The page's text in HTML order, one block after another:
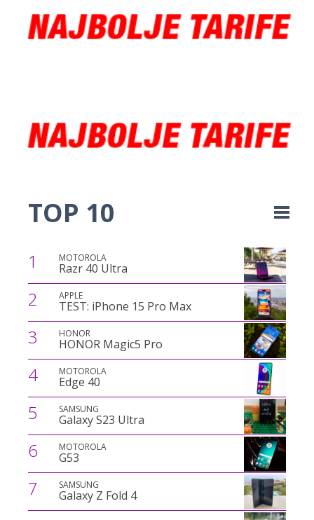
TOP 10
1 MOTOROLA
Razr 40 Ultra
2 APPLE
TEST: iPhone 15 Pro Max
3 HONOR
HONOR Magic5 Pro
4 MOTOROLA
Edge 40
5 SAMSUNG
Galaxy S23 Ultra
6 MOTOROLA
G53
7 SAMSUNG
Galaxy Z Fold 4